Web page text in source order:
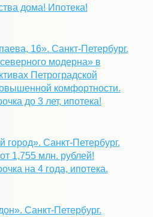
дома! Ипотека!
16». Санкт-Петербург.
модерна» в
Петроградской
комфортности.
до 3 лет, ипотека!
Санкт-Петербург.
1,755 млн. рублей!
на 4 года, ипотека.
Санкт-Петербург.